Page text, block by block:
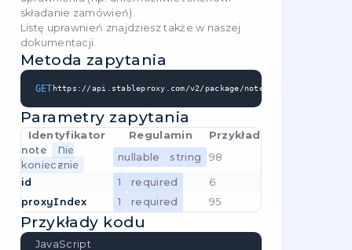
Ta metoda - wymaga uprawnień -
packages-proxies.update
Tworząc token API w swoim
sterowania, możesz wybrać określone
uprawnienia (np. uniemożliwić tokenowi
Listę uprawnień znajdziesz także w naszej
dokumentacji
Metoda zapytania
PUT https://api.stableproxy.com/v2/package/
Parametry zapytania